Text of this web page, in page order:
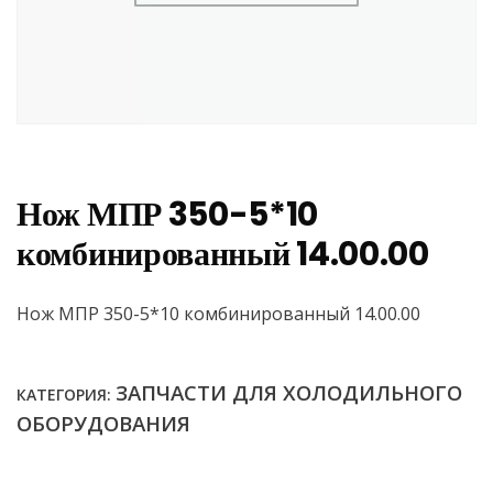
Нож МПР 350-5*10
комбинированный 14.00.00
Нож МПР 350-5*10 комбинированный 14.00.00
КАТЕГОРИЯ: ЗАПЧАСТИ ДЛЯ ХОЛОДИЛЬНОГО
ОБОРУДОВАНИЯ